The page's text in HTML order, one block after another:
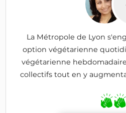
La Métropole de Lyon
option végétarienne
végétarienne
collectifs tout en y
Dehan)